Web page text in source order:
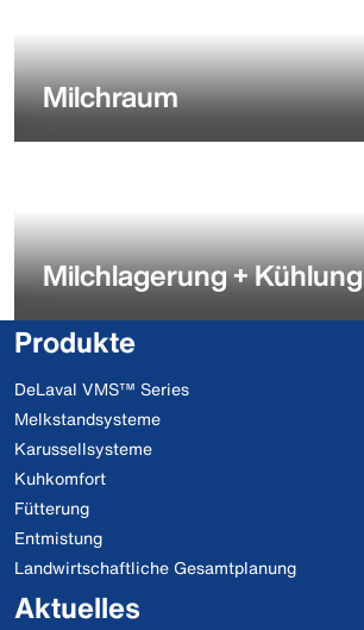
Milchraum
Milchlagerung + Kühlung
Produkte
DeLaval VMS™ Series
Melkstandsysteme
Karussellsysteme
Kuhkomfort
Fütterung
Entmistung
Landwirtschaftliche Gesamtplanung
Aktuelles